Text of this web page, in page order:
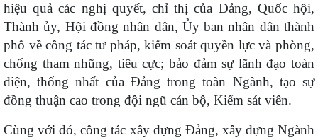
hiệu quả các nghị quyết, chỉ thị của Đảng, Quốc hội,
Thành ủy, Hội đồng nhân dân, Ủy ban nhân dân thành
phố về công tác tư pháp, kiểm soát quyền lực và phòng,
chống tham nhũng, tiêu cực; bảo đảm sự lãnh đạo toàn
diện, thống nhất của Đảng trong toàn Ngành, tạo sự
đồng thuận cao trong đội ngũ cán bộ, Kiểm sát viên.
Cùng với đó, công tác xây dựng Đảng, xây dựng Ngành